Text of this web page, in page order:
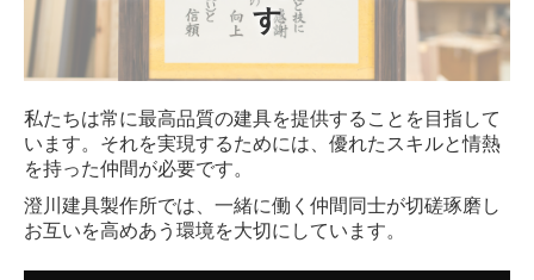
す
私たちは常に最高品質の建具を提供することを目指して
います。それを実現するためには、優れたスキルと情熱
を持った仲間が必要です。
澄川建具製作所では、一緒に働く仲間同士が切磋琢磨し
お互いを高めあう環境を大切にしています。